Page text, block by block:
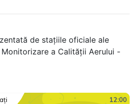
de stațiile oficiale ale
a Calității Aerului -